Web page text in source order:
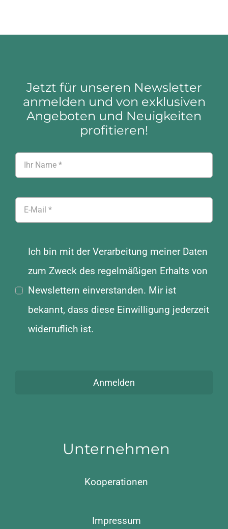
Jetzt für unseren Newsletter
anmelden und von exklusiven
Angeboten und Neuigkeiten
profitieren!
Ich bin mit der Verarbeitung meiner Daten
zum Zweck des regelmäßigen Erhalts von
Newslettern einverstanden. Mir ist
bekannt, dass diese Einwilligung jederzeit
widerruflich ist.
Anmelden
Unternehmen
Kooperationen
Impressum